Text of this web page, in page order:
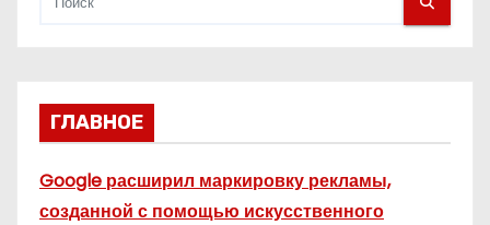
ГЛАВНОЕ
Google расширил маркировку рекламы,
созданной с помощью искусственного